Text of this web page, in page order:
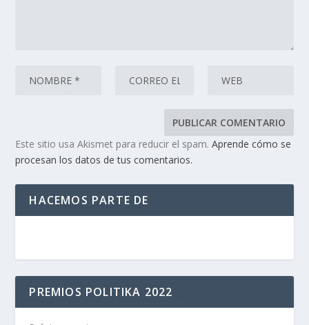
Este sitio usa Akismet para reducir el spam.Aprende cómo se
procesan los datos de tus comentarios.
HACEMOS PARTE DE
PREMIOS POLITIKA 2022